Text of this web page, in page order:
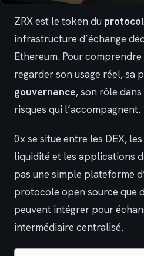
ZRX est le token du
infrastructure d’échange
Ethereum. Pour
regarder son usage réel, sa
gouvernance, son rôle dans
risques qui l’accompagnent.
0x se situe entre les DEX,
liquidité et les applications
pas une simple plateforme
protocole open source que
peuvent intégrer pour
intermédiaire centralisé.